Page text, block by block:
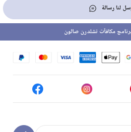
لنا رسالة
مكافآت تشلدرن صالون